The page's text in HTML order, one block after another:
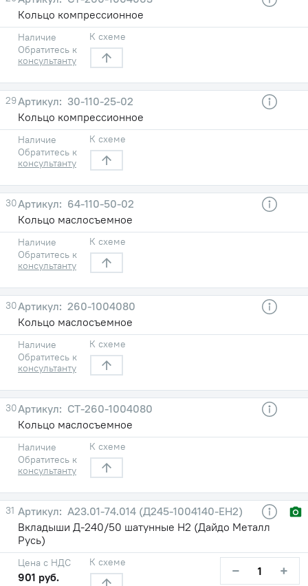
Кольцо компрессионное
Наличие
Обратитесь к
консультанту
К схеме
29
30-110-25-02
Кольцо компрессионное
Наличие
Обратитесь к
консультанту
К схеме
30
64-110-50-02
Кольцо маслосъемное
Наличие
Обратитесь к
консультанту
К схеме
30
260-1004080
Кольцо маслосъемное
Наличие
Обратитесь к
консультанту
К схеме
30
СТ-260-1004080
Кольцо маслосъемное
Наличие
Обратитесь к
консультанту
К схеме
31
А23.01-74.014 (Д245-1004140-ЕН2)
Вкладыши Д-240/50 шатунные Н2 (Дайдо Металл
Русь)
Цена с НДС
901 руб.
К схеме − +